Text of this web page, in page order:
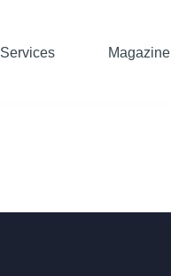
Services Magazine